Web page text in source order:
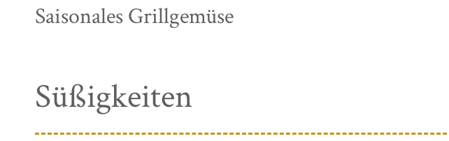
Saisonales Grillgemüse
Süßigkeiten